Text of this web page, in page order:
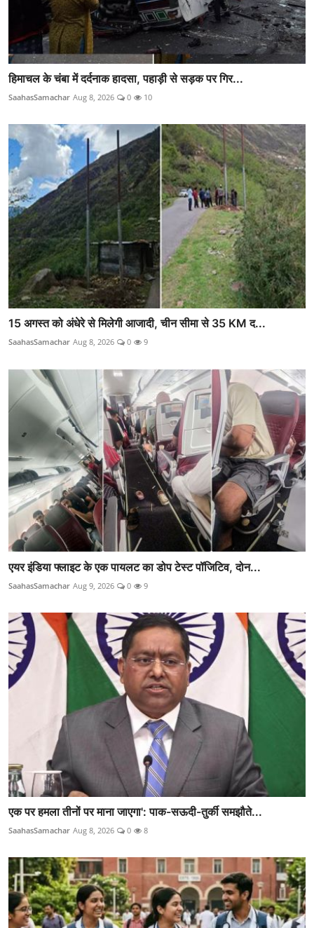
हिमाचल के चंबा में दर्दनाक हादसा, पहाड़ी से सड़क पर गिर...
SaahasSamachar Aug 8, 2026 0 10
15 अगस्त को अंधेरे से मिलेगी आजादी, चीन सीमा से 35 KM द...
SaahasSamachar Aug 8, 2026 0 9
एयर इंडिया फ्लाइट के एक पायलट का डोप टेस्ट पॉजिटिव, दोन...
SaahasSamachar Aug 9, 2026 0 9
एक पर हमला तीनों पर माना जाएगा': पाक-सऊदी-तुर्की समझौते...
SaahasSamachar Aug 8, 2026 0 8